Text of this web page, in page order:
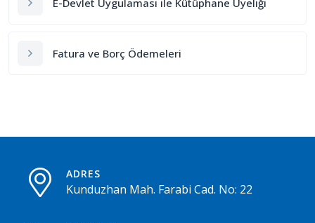
E-Devlet Uygulaması ile Kütüphane Üyeliği
Fatura ve Borç Ödemeleri
ADRES
Kunduzhan Mah. Farabi Cad. No: 22